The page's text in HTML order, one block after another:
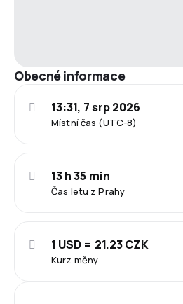
Obecné informace
Místní čas (UTC-8)
13:31, 7 srp 2026
Čas letu z Prahy
13 h 35 min
Kurz měny
1 USD = 21.23 CZK